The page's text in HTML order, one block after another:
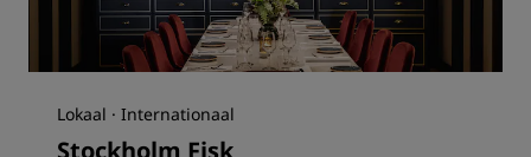
Lokaal · Internationaal
Stockholm Fisk